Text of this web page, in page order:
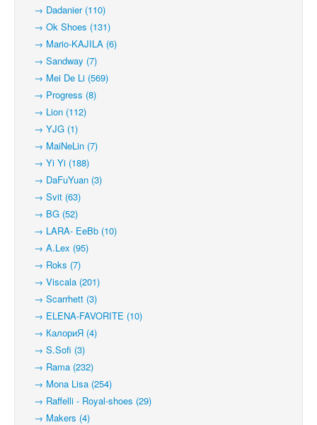
→ Dadanier (110)
→ Ok Shoes (131)
→ Mario-KAJILA (6)
→ Sandway (7)
→ Mei De Li (569)
→ Progress (8)
→ Lion (112)
→ YJG (1)
→ MaiNeLin (7)
→ Yi Yi (188)
→ DaFuYuan (3)
→ Svit (63)
→ BG (52)
→ LARA- EeBb (10)
→ A.Lex (95)
→ Roks (7)
→ Viscala (201)
→ Scarrhett (3)
→ ELENA-FAVORITE (10)
→ КалориЯ (4)
→ S.Sofi (3)
→ Rama (232)
→ Mona Lisa (254)
→ Raffelli - Royal-shoes (29)
→ Makers (4)